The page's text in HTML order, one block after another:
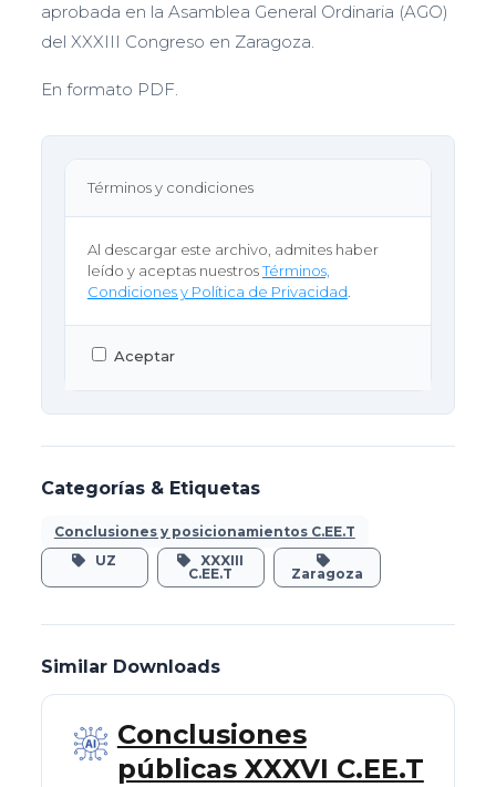
aprobada en la Asamblea General Ordinaria (AGO)
del XXXIII Congreso en Zaragoza.
En formato PDF.
Términos y condiciones
Al descargar este archivo, admites haber
leído y aceptas nuestrosTérminos,
Condiciones y Política de Privacidad
Aceptar
Categorías & Etiquetas
Conclusiones y posicionamientos C.EE.T
UZ
XXXIII
C.EE.T
Zaragoza
Similar Downloads
Conclusiones
públicas XXXVI C.EE.T